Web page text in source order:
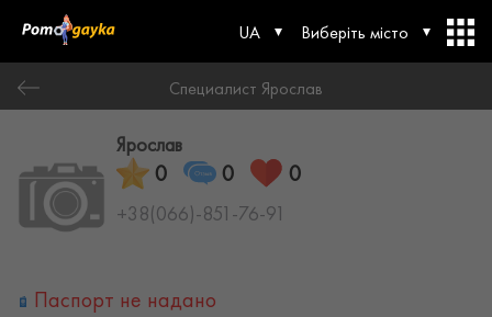
UA Виберіть місто
Специалист Ярослав
Ярослав
0 0 0
+38(066)-851-76-91
Паспорт не надано